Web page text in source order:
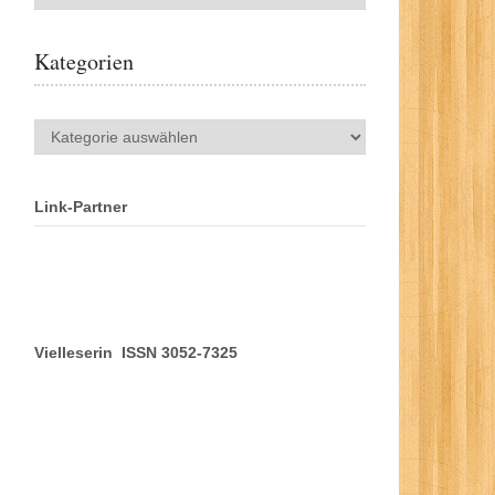
Kategorien
Kategorien
Link-Partner
Vielleserin ISSN 3052-7325